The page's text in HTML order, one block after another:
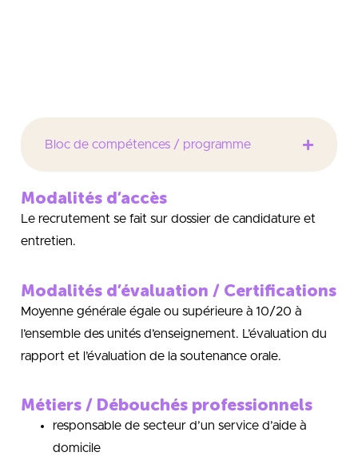
Bloc de compétences / programme
Modalités d’accès
Le recrutement se fait sur dossier de candidature et
entretien.
Modalités d’évaluation / Certifications
Moyenne générale égale ou supérieure à 10/20 à
l’ensemble des unités d’enseignement. L’évaluation du
rapport et l’évaluation de la soutenance orale.
Métiers / Débouchés professionnels
responsable de secteur d’un service d’aide à
domicile